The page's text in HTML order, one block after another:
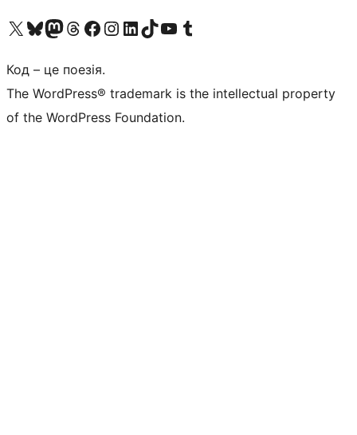
Visit our X (formerly Twitter) account
Visit our Bluesky account
Завітайте до нашої стрічки в Mastodon
Visit our Threads account
Завітайте на нашу сторінку в Facebook
Visit our Instagram account
Visit our LinkedIn account
Visit our TikTok account
Visit our YouTube channel
Visit our Tumblr account
Код – це поезія.
The WordPress® trademark is the intellectual property
of the WordPress Foundation.